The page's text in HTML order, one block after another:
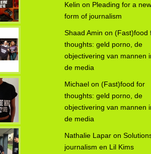
Kelin on Pleading for a new
form of journalism
Shaad Amin on (Fast)food
thoughts: geld porno, de
objectivering van mannen
de media
Michael on (Fast)food for
thoughts: geld porno, de
objectivering van mannen
de media
Nathalie Lapar on
journalism en Lil Kims